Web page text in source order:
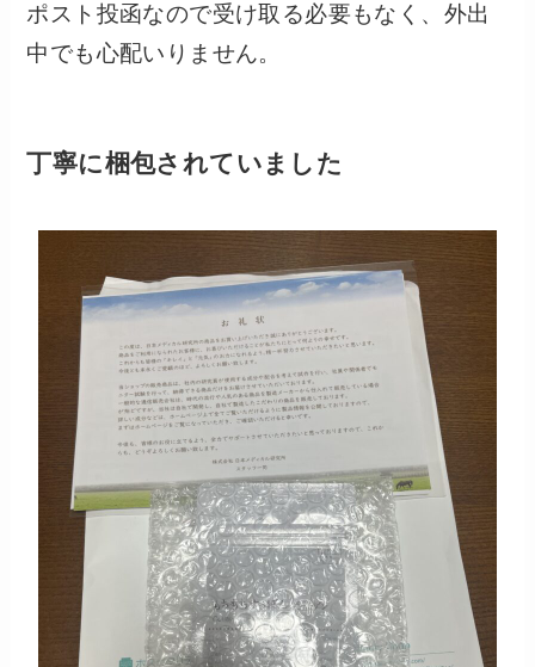
ポスト投函なので受け取る必要もなく、外出
中でも心配いりません。
丁寧に梱包されていました